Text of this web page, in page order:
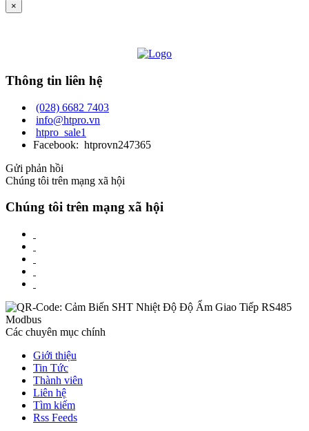
×
Thông tin liên hệ
(028) 6682 7403
info@htpro.vn
htpro_sale1
Facebook: htprovn247365
Gửi phản hồi
Chúng tôi trên mạng xã hội
Chúng tôi trên mạng xã hội
Các chuyên mục chính
Giới thiệu
Tin Tức
Thành viên
Liên hệ
Tìm kiếm
Rss Feeds